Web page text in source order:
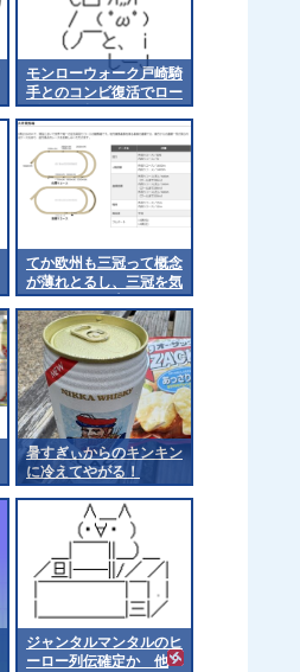
モンローウォーク戸崎騎
手とのコンビ復活でロー
ズSへ 他
てか欧州も三冠って概念
が薄れとるし、三冠を気
にするのは日本くらいに
なるんやろか 他
暑すぎぃからのキンキン
に冷えてやがる！
ジャンタルマンタルのヒ
ーロー列伝確定か 他